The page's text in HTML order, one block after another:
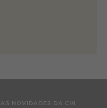
NOVIDADES DA CIN